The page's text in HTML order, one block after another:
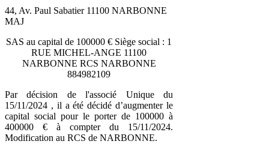
44, Av. Paul Sabatier 11100 NARBONNE
MAJ
SAS au capital de 100000 € Siège social : 1
RUE MICHEL-ANGE 11100
NARBONNE RCS NARBONNE
884982109
Par décision de l'associé Unique du
15/11/2024 , il a été décidé d’augmenter le
capital social pour le porter de 100000 à
400000 € à compter du 15/11/2024.
Modification au RCS de NARBONNE.